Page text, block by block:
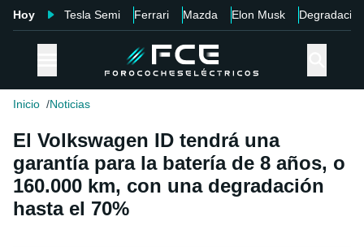
Hoy Tesla Semi Ferrari Mazda Elon Musk Degradación
Inicio Noticias
El Volkswagen ID tendrá una
garantía para la batería de 8 años, o
160.000 km, con una degradación
hasta el 70%